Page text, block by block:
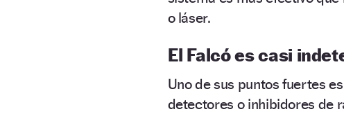
o láser.
El Falcó es casi
Uno de sus puntos fuertes
detectores o inhibidores de